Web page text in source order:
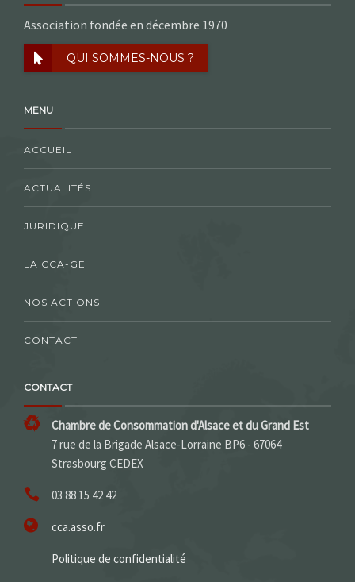
Association fondée en décembre 1970
QUI SOMMES-NOUS ?
MENU
ACCUEIL
ACTUALITÉS
JURIDIQUE
LA CCA-GE
NOS ACTIONS
CONTACT
CONTACT
Chambre de Consommation d'Alsace et du Grand Est
7 rue de la Brigade Alsace-Lorraine BP6 - 67064
Strasbourg CEDEX
03 88 15 42 42
cca.asso.fr
Politique de confidentialité